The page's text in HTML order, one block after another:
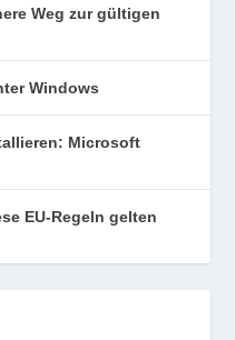
Weg zur gültigen
Windows
Microsoft
EU-Regeln gelten